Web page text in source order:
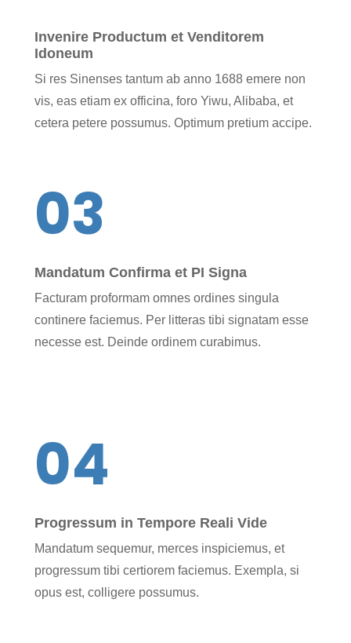
Invenire Productum et Venditorem
Idoneum
Si res Sinenses tantum ab anno 1688 emere non
vis, eas etiam ex officina, foro Yiwu, Alibaba, et
cetera petere possumus. Optimum pretium accipe.
03
Mandatum Confirma et PI Signa
Facturam proformam omnes ordines singula
continere faciemus. Per litteras tibi signatam esse
necesse est. Deinde ordinem curabimus.
04
Progressum in Tempore Reali Vide
Mandatum sequemur, merces inspiciemus, et
progressum tibi certiorem faciemus. Exempla, si
opus est, colligere possumus.